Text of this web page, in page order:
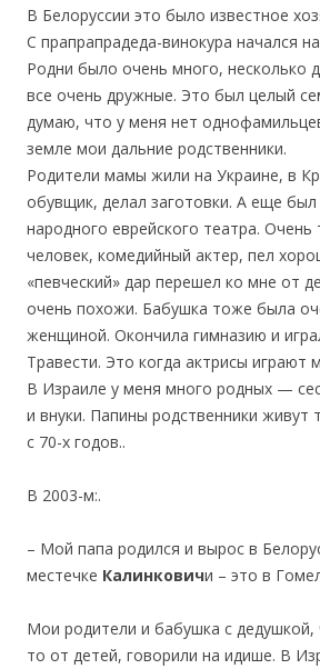
В Белоруссии это было известное
С прапрапрадеда-винокура начался
Родни было очень много, несколько
все очень дружные. Это был целый
думаю, что у меня нет
земле мои дальние родственники.
Родители мамы жили на Украине, в
обувщик, делал заготовки. А еще
народного еврейского театра.
человек, комедийный актер, пел
«певческий» дар перешел ко мне от
очень похожи. Бабушка тоже была
женщиной. Окончила гимназию и
Травести. Это когда актрисы играют
В Израиле у меня много родных —
и внуки. Папины родственники живут
с 70-х годов..
В 2003-м:.
– Мой папа родился и вырос в
местечке Калинковичи – это в
Мои родители и бабушка с
то от детей, говорили на идише. В